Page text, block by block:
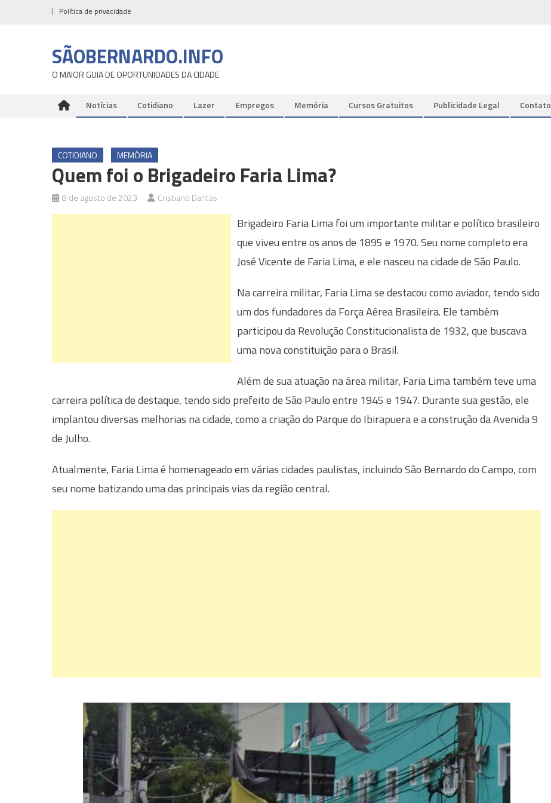
Política de privacidade
SÃOBERNARDO.INFO
O MAIOR GUIA DE OPORTUNIDADES DA CIDADE
Notícias Cotidiano Lazer Empregos Memória Cursos Gratuitos Publicidade Legal Contato
COTIDIANO MEMÓRIA
Quem foi o Brigadeiro Faria Lima?
8 de agosto de 2023 Cristiano Dantas
Brigadeiro Faria Lima foi um importante militar e político brasileiro
que viveu entre os anos de 1895 e 1970. Seu nome completo era
José Vicente de Faria Lima, e ele nasceu na cidade de São Paulo.
Na carreira militar, Faria Lima se destacou como aviador, tendo sido
um dos fundadores da Força Aérea Brasileira. Ele também
participou da Revolução Constitucionalista de 1932, que buscava
uma nova constituição para o Brasil.
Além de sua atuação na área militar, Faria Lima também teve uma
carreira política de destaque, tendo sido prefeito de São Paulo entre 1945 e 1947. Durante sua gestão, ele
implantou diversas melhorias na cidade, como a criação do Parque do Ibirapuera e a construção da Avenida 9
de Julho.
Atualmente, Faria Lima é homenageado em várias cidades paulistas, incluindo São Bernardo do Campo, com
seu nome batizando uma das principais vias da região central.